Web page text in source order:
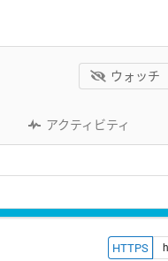
ウォッチ
アクティビティ
HTTPS